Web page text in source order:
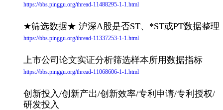
https://bbs.pinggu.org/thread-11488295-1-1.html
★筛选数据★ 沪深A股是否ST、*ST或PT数据整理
https://bbs.pinggu.org/thread-11337253-1-1.html
上市公司论文实证分析筛选样本所用数据指标
https://bbs.pinggu.org/thread-11068606-1-1.html
创新投入/创新产出/创新效率/专利申请/专利授权/
研发投入